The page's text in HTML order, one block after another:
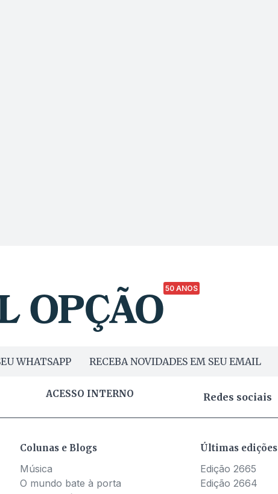
50 ANOS
WHATSAPP RECEBA NOVIDADES EM SEU EMAIL
ACESSO INTERNO Redes sociais
Colunas e Blogs
Música
O mundo bate à porta
Últimas edições
Edição 2665
Edição 2664